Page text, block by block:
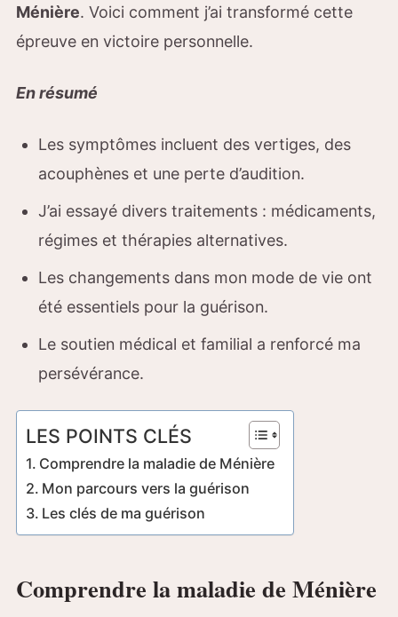
Ménière. Voici comment j’ai transformé cette
épreuve en victoire personnelle.
En résumé
Les symptômes incluent des vertiges, des
acouphènes et une perte d’audition.
J’ai essayé divers traitements : médicaments,
régimes et thérapies alternatives.
Les changements dans mon mode de vie ont
été essentiels pour la guérison.
Le soutien médical et familial a renforcé ma
persévérance.
LES POINTS CLÉS
Comprendre la maladie de Ménière
Mon parcours vers la guérison
Les clés de ma guérison
Comprendre la maladie de Ménière